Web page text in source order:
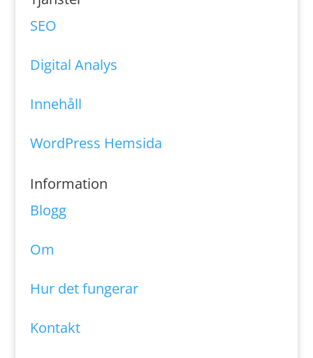
SEO
Digital Analys
Innehåll
WordPress Hemsida
Information
Blogg
Om
Hur det fungerar
Kontakt